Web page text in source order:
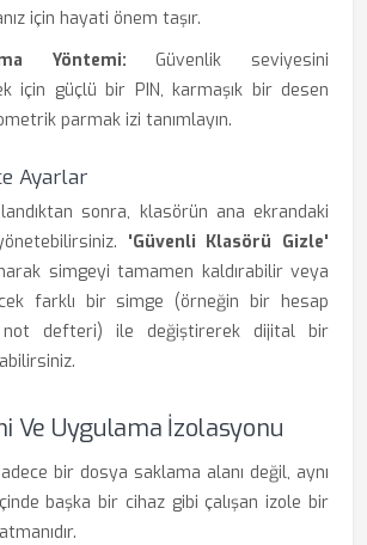
için hayati önem taşır.
Yöntemi: Güvenlik seviyesini
için güçlü bir PIN, karmaşık bir desen
parmak izi tanımlayın.
Ayarlar
sonra, klasörün ana ekrandaki
'Güvenli Klasörü Gizle'
simgeyi tamamen kaldırabilir veya
farklı bir simge (örneğin bir hesap
not defteri) ile değiştirerek dijital bir
Ve Uygulama İzolasyonu
bir dosya saklama alanı değil, aynı
başka bir cihaz gibi çalışan izole bir